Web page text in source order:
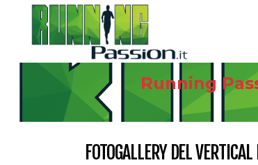
Running
FOTOGALLERY DEL